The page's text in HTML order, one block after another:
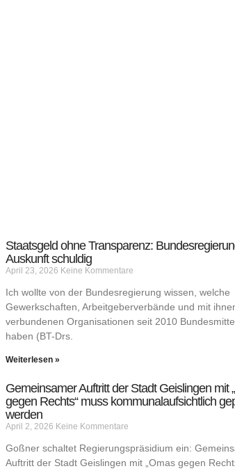
Staatsgeld ohne Transparenz:
Auskunft schuldig
April 23, 2026 Keine Kommentare
Ich wollte von der Bundesregierung wissen, welche
Gewerkschaften, Arbeitgeberverbände und mit
verbundenen Organisationen seit 2010
haben (BT-Drs.
Weiterlesen »
Gemeinsamer Auftritt der Stadt Geislingen mit
gegen Rechts“ muss kommunalaufsichtlich
werden
April 2, 2026 Keine Kommentare
Goßner schaltet Regierungspräsidium ein:
Auftritt der Stadt Geislingen mit „Omas gegen